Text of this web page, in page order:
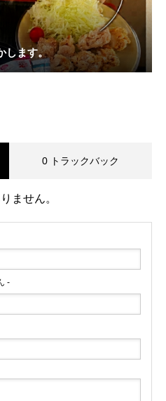
します。
0 トラックバック
ません。
-